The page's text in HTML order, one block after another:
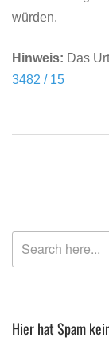
würden.
Hinweis: Das
3482 / 15
Hier hat Spam